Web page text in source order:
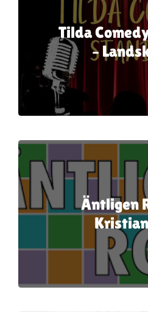
Tilda
–
Äntligen